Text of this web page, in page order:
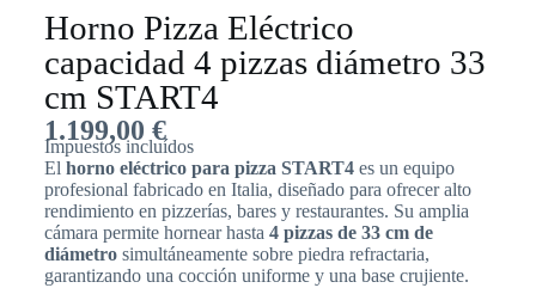
Horno Pizza Eléctrico
capacidad 4 pizzas diámetro 33
cm START4
1.199,00 €
Impuestos incluídos
El horno eléctrico para pizza START4es un equipo
profesional fabricado en Italia, diseñado para ofrecer alto
rendimiento en pizzerías, bares y restaurantes. Su amplia
cámara permite hornear hasta 4 pizzas de 33 cm de
diámetrosimultáneamente sobre piedra refractaria,
garantizando una cocción uniforme y una base crujiente.